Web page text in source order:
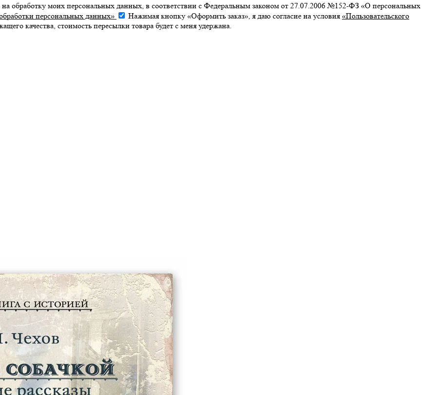
на обработку моих персональных данных, в соответствии с Федеральным законом от 27.07.2006 №152-ФЗ «О персональных
персональных данных» Нажимая кнопку «Оформить заказ», я даю согласие на условия «Пользовательского
качества, стоимость пересылки товара будет с меня удержана.